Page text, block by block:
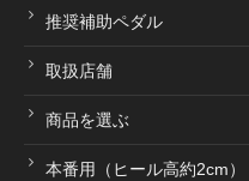
推奨補助ペダル
取扱店舗
商品を選ぶ
本番用（ヒール高約2cm）